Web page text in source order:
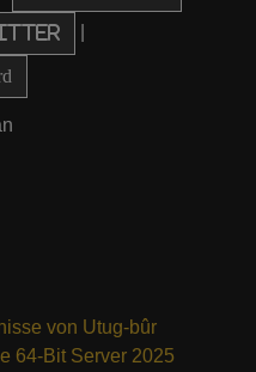
von Utug-bûr
64-Bit Server 2025